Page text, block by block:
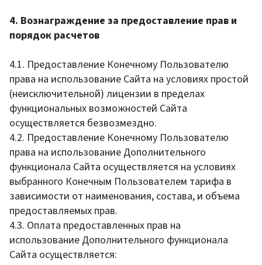
4. Вознаграждение за предоставление прав и
порядок расчетов
4.1. Предоставление Конечному Пользователю
права на использование Сайта на условиях простой
(неисключительной) лицензии в пределах
функциональных возможностей Сайта
осуществляется безвозмездно.
4.2. Предоставление Конечному Пользователю
права на использование Дополнительного
функционала Сайта осуществляется на условиях
выбранного Конечным Пользователем тарифа в
зависимости от наименования, состава, и объема
предоставляемых прав.
4.3. Оплата предоставленных прав на
использование Дополнительного функционала
Сайта осуществляется: